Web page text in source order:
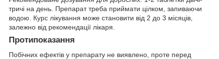
тричі на день. Препарат треба приймати цілком, запиваючи
водою. Курс лікування може становити від 2 до 3 місяців,
залежно від рекомендації лікаря.
Протипоказання
Побічних ефектів у препарату не виявлено, проте перед